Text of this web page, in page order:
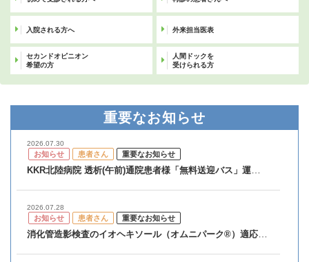
入院される方へ 外来担当医表
セカンドオピニオン
希望の方
人間ドックを
受けられる方
重要なお知らせ
2026.07.30
お知らせ 患者さん 重要なお知らせ
KKR北陸病院 透析(午前)通院患者様「無料送迎バス」運行開
始のお知らせ
2026.07.28
お知らせ 患者さん 重要なお知らせ
消化管造影検査のイオヘキソール（オムニパーク®）適応外
使用についてのお知らせ